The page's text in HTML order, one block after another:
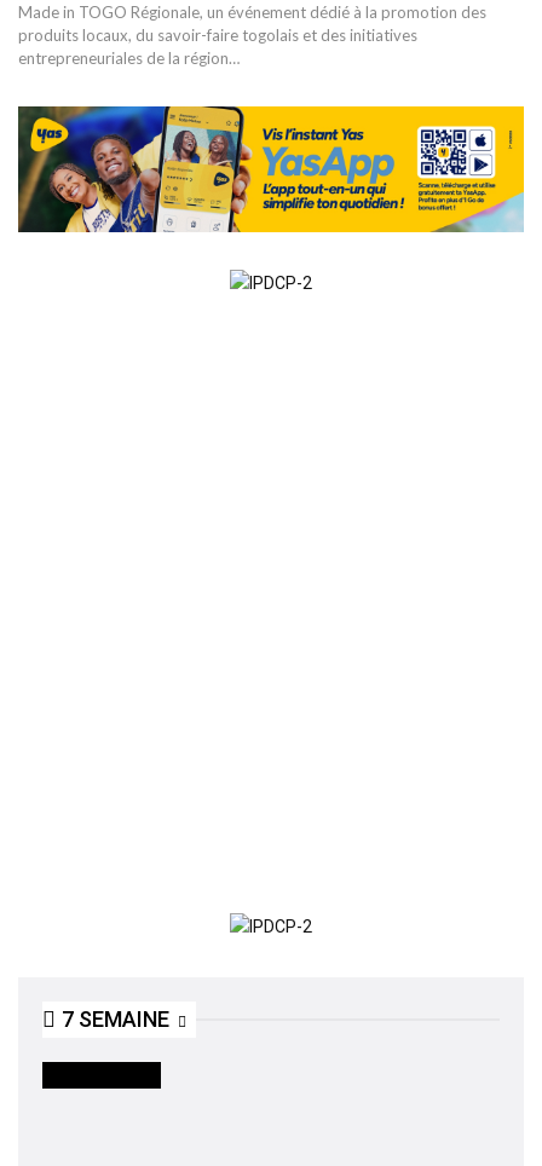
Made in TOGO Régionale, un événement dédié à la promotion des
produits locaux, du savoir-faire togolais et des initiatives
entrepreneuriales de la région…
7 SEMAINE